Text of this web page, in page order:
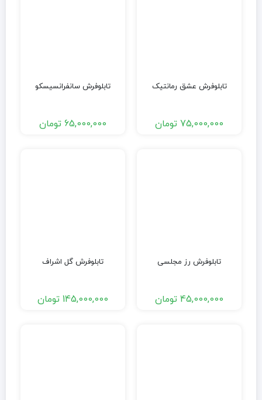
تابلوفرش عشق رمانتیک
75,000,000 تومان
تابلوفرش سانفرانسیسکو
65,000,000 تومان
تابلوفرش رز مجلسی
45,000,000 تومان
تابلوفرش گل اشراف
145,000,000 تومان